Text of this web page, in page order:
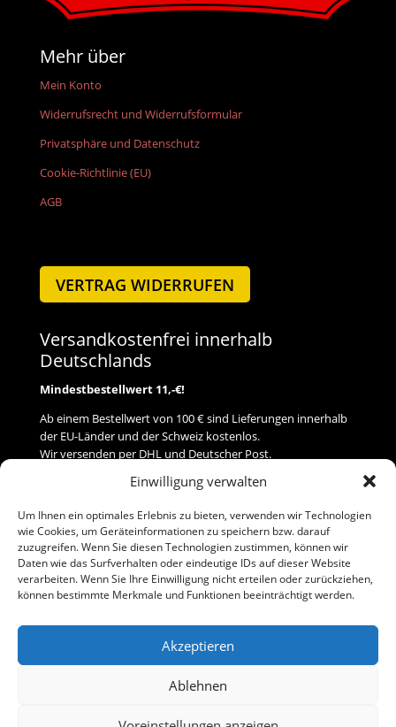
Einwilligung verwalten
Um Ihnen ein optimales Erlebnis zu bieten, verwenden wir Technologien
wie Cookies, um Geräteinformationen zu speichern bzw. darauf
zuzugreifen. Wenn Sie diesen Technologien zustimmen, können wir
Daten wie das Surfverhalten oder eindeutige IDs auf dieser Website
verarbeiten. Wenn Sie Ihre Einwilligung nicht erteilen oder zurückziehen,
können bestimmte Merkmale und Funktionen beeinträchtigt werden.
Akzeptieren
Ablehnen
Mehr über
Mein Konto
Widerrufsrecht und Widerrufsformular
Privatsphäre und Datenschutz
Cookie-Richtlinie (EU)
AGB
VERTRAG WIDERRUFEN
Versandkostenfrei innerhalb
Deutschlands
Mindestbestellwert 11,-€!
Ab einem Bestellwert von 100 € sind Lieferungen innerhalb
der EU-Länder und der Schweiz kostenlos.
Wir versenden per DHL und Deutscher Post.
Versand
Zahlung
Baumann Modellspielwaren
Telefon (0 91 61) 33 84